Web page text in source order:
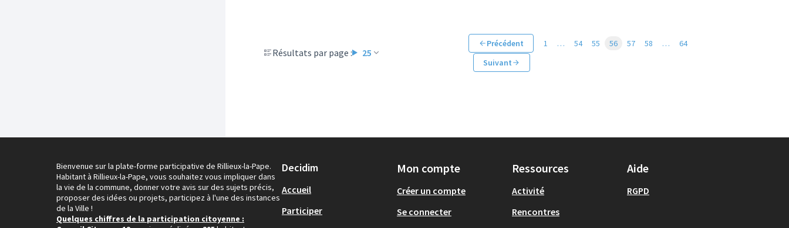
Résultats par page : 25
Précédent 1 … 54 55 56 57 58 …
64
Suivant
Bienvenue sur la plate-forme participative de Rillieux-la-Pape.
Habitant à Rillieux-la-Pape, vous souhaitez vous impliquer dans
la vie de la commune, donner votre avis sur des sujets précis,
proposer des idées ou projets, participez à l'une des instances
de la Ville !
Quelques chiffres de la participation citoyenne :
Decidim
Accueil
Participer
Mon compte
Créer un compte
Se connecter
Ressources
Activité
Rencontres
Aide
RGPD